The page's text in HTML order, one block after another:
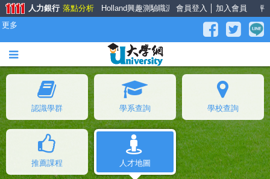
會員登入 加入會員
人力銀行 落點分析 Holland興趣測驗職涯大師 面試經驗談薪資公秤
更多
認識學群 學系查詢 學校查詢
推薦課程 人才地圖